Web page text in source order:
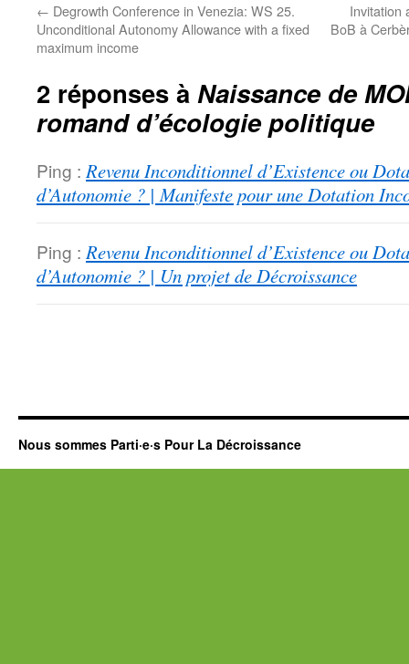
← Degrowth Conference in Venezia: WS 25.
Unconditional Autonomy Allowance with a fixed
maximum income
Invitation
BoB à
2 réponses à Naissance de
romand d’écologie politique
Ping : Revenu Inconditionnel d’Existence ou
d’Autonomie ? | Manifeste pour une Dotation
Ping : Revenu Inconditionnel d’Existence ou
d’Autonomie ? | Un projet de Décroissance
Nous sommes Parti·e·s Pour La Décroissance